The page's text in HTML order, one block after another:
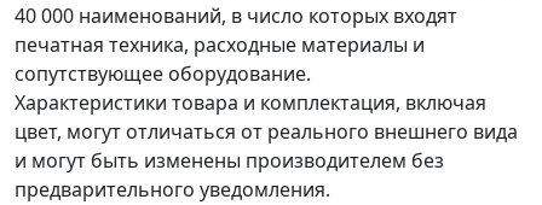
40 000 наименований, в число которых входят
печатная техника, расходные материалы и
сопутствующее оборудование.
Характеристики товара и комплектация, включая
цвет, могут отличаться от реального внешнего вида
и могут быть изменены производителем без
предварительного уведомления.